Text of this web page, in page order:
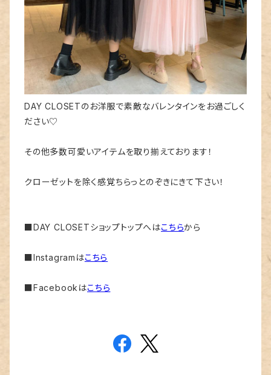
DAY CLOSETのお洋服で素敵なバレンタインをお過ごしく
ださい♡
その他多数可愛いアイテムを取り揃えております！
クローゼットを除く感覚ちらっとのぞきにきて下さい！
■DAY CLOSETショップトップへはこちらから
■Instagramはこちら
■Facebookはこちら